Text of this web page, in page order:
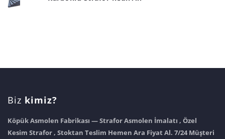
Biz kimiz?
Köpük Asmolen Fabrikası — Strafor Asmolen İmalatı , Özel
Kesim Strafor , Stoktan Teslim Hemen Ara Fiyat Al. 7/24 Müşteri